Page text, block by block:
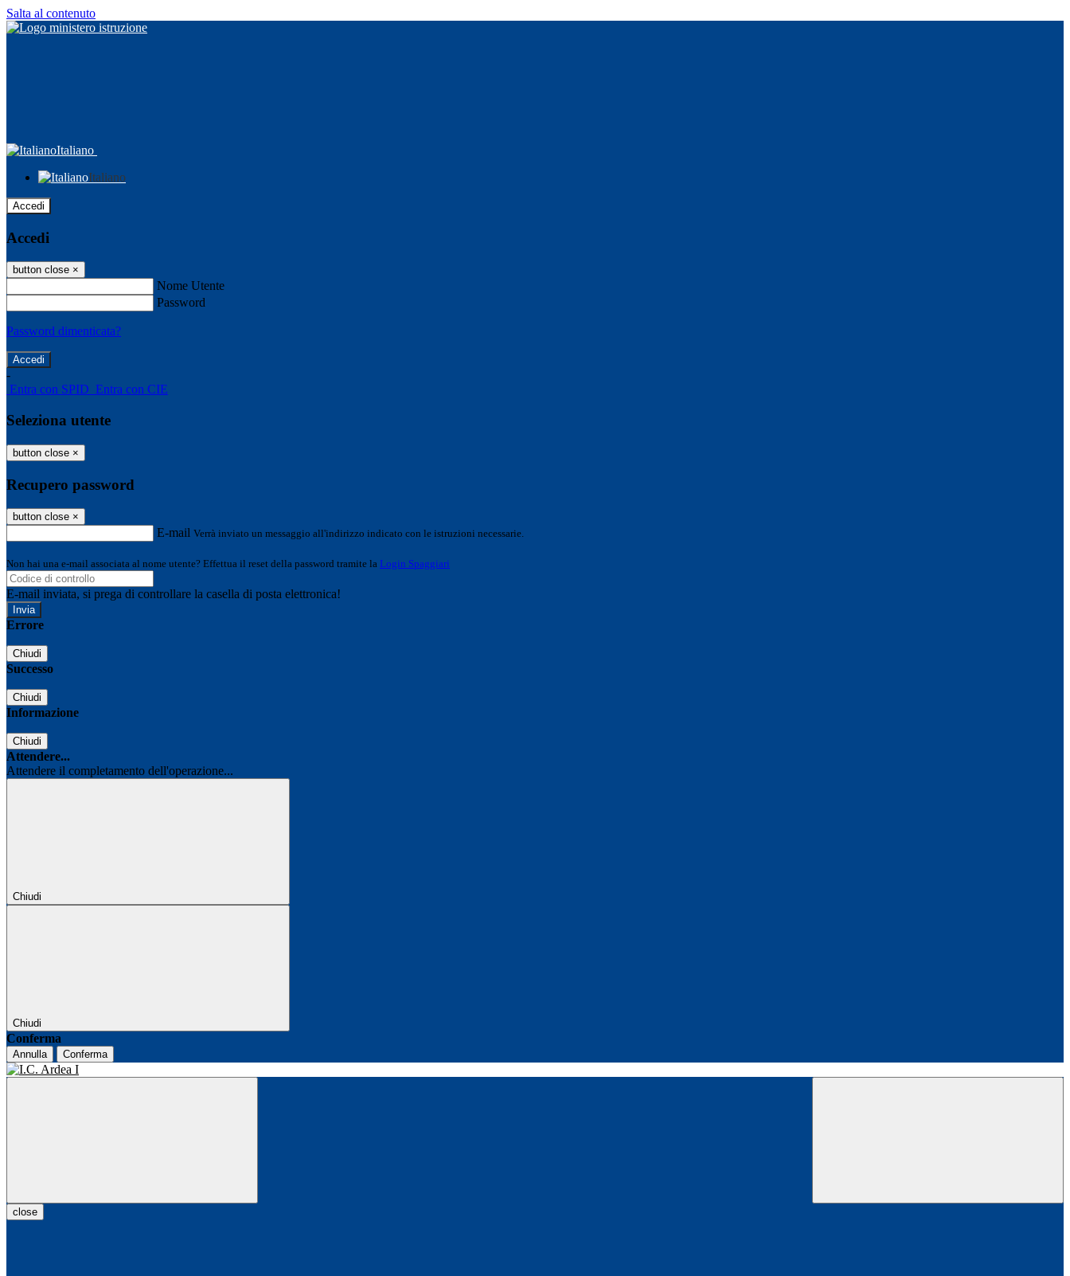
Salta al contenuto
Italiano
Italiano
Accedi
Accedi
button close ×
Nome Utente
Password
Password dimenticata?
-
Entra con SPID Entra con CIE
Seleziona utente
button close ×
Recupero password
button close ×
E-mail Verrà inviato un messaggio all'indirizzo indicato con le istruzioni necessarie.
Non hai una e-mail associata al nome utente? Effettua il reset della password tramite la Login Spaggiari
E-mail inviata, si prega di controllare la casella di posta elettronica!
Errore
Chiudi
Successo
Chiudi
Informazione
Chiudi
Attendere...
Attendere il completamento dell'operazione...
Chiudi
Chiudi
Conferma
Annulla Conferma
close